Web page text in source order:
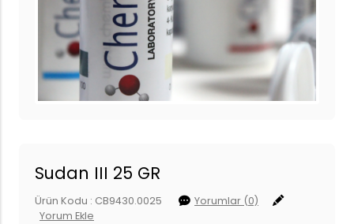
Sudan III 25 GR
Ürün Kodu : CB9430.0025
Yorumlar (0)
Yorum Ekle